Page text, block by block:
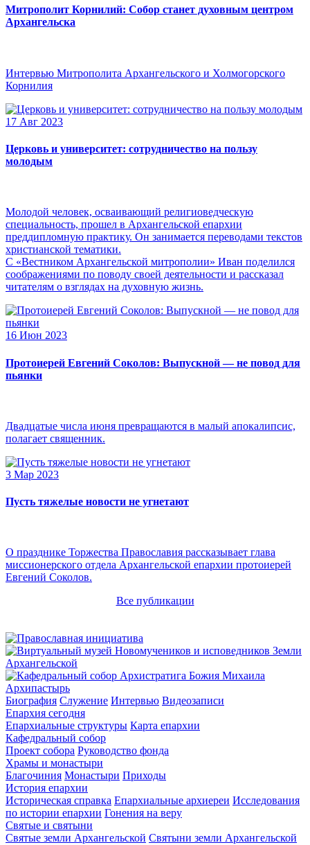
Митрополит Корнилий: Собор станет духовным центром
Архангельска
Интервью Митрополита Архангельского и Холмогорского
Корнилия
17 Авг 2023
Церковь и университет: сотрудничество на пользу
молодым
Молодой человек, осваивающий религиоведческую
специальность, прошел в Архангельской епархии
преддипломную практику. Он занимается переводами текстов
христианской тематики.
С «Вестником Архангельской митрополии» Иван поделился
соображениями по поводу своей деятельности и рассказал
читателям о взглядах на духовную жизнь.
16 Июн 2023
Протоиерей Евгений Соколов: Выпускной — не повод для
пьянки
Двадцатые числа июня превращаются в малый апокалипсис,
полагает священник.
3 Мар 2023
Пусть тяжелые новости не угнетают
О празднике Торжества Православия рассказывает глава
миссионерского отдела Архангельской епархии протоиерей
Евгений Соколов.
Все публикации
Архипастырь
Биография Служение Интервью Видеозаписи
Епархия сегодня
Епархиальные структуры Карта епархии
Кафедральный собор
Проект собора Руководство фонда
Храмы и монастыри
Благочиния Монастыри Приходы
История епархии
Историческая справка Епархиальные архиереи Исследования
по истории епархии Гонения на веру
Святые и святыни
Святые земли Архангельской Святыни земли Архангельской